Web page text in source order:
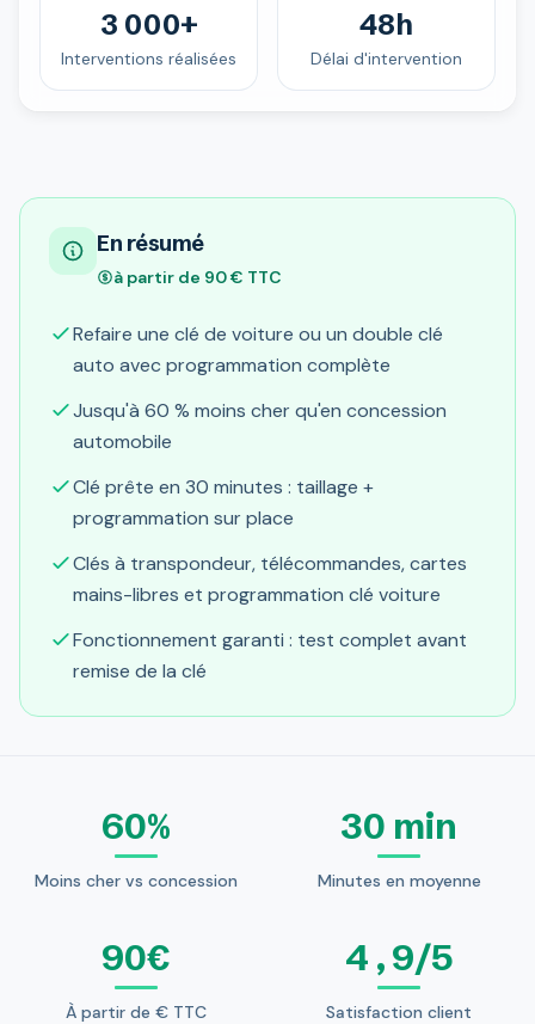
3 000+
Interventions réalisées
48h
Délai d'intervention
En résumé
à partir de 90 € TTC
Refaire une clé de voiture ou un double clé
auto avec programmation complète
Jusqu'à 60 % moins cher qu'en concession
automobile
Clé prête en 30 minutes : taillage +
programmation sur place
Clés à transpondeur, télécommandes, cartes
mains-libres et programmation clé voiture
Fonctionnement garanti : test complet avant
remise de la clé
60%
Moins cher vs concession
30 min
Minutes en moyenne
90€
À partir de € TTC
4,9/5
Satisfaction client